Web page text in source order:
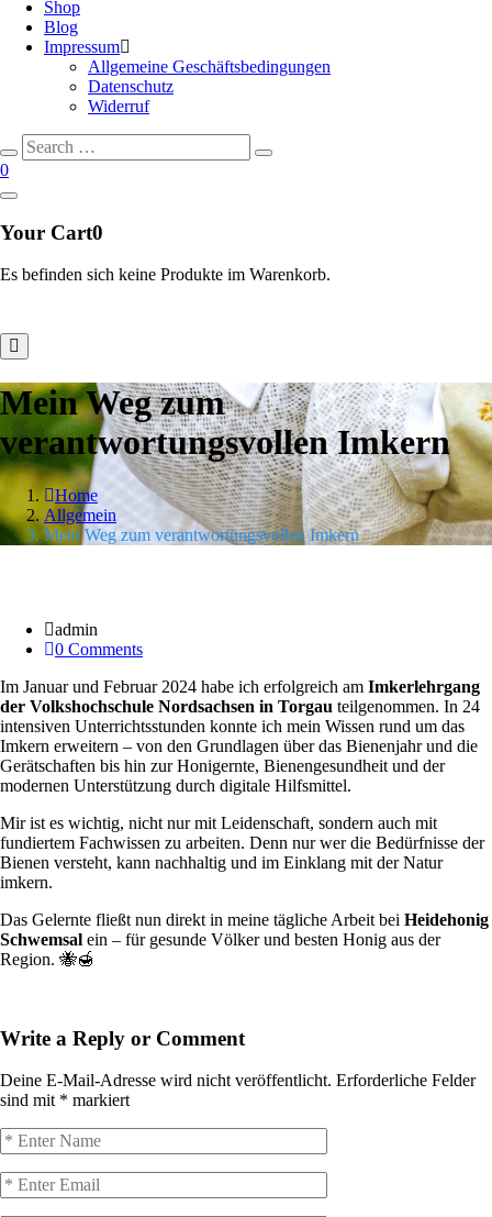
Shop
Blog
Impressum
Allgemeine Geschäftsbedingungen
Datenschutz
Widerruf
Search
for:
Search
0
Your Cart0
Es befinden sich keine Produkte im Warenkorb.
Mein Weg zum
verantwortungsvollen Imkern
Home
Allgemein
Mein Weg zum verantwortungsvollen Imkern
admin
0 Comments
Im Januar und Februar 2024 habe ich erfolgreich am Imkerlehrgang
der Volkshochschule Nordsachsen in Torgau teilgenommen. In 24
intensiven Unterrichtsstunden konnte ich mein Wissen rund um das
Imkern erweitern – von den Grundlagen über das Bienenjahr und die
Gerätschaften bis hin zur Honigernte, Bienengesundheit und der
modernen Unterstützung durch digitale Hilfsmittel.
Mir ist es wichtig, nicht nur mit Leidenschaft, sondern auch mit
fundiertem Fachwissen zu arbeiten. Denn nur wer die Bedürfnisse der
Bienen versteht, kann nachhaltig und im Einklang mit der Natur
imkern.
Das Gelernte fließt nun direkt in meine tägliche Arbeit bei Heidehonig
Schwemsal ein – für gesunde Völker und besten Honig aus der
Region. 🐝🍯
Write a Reply or Comment
Deine E-Mail-Adresse wird nicht veröffentlicht. Erforderliche Felder
sind mit * markiert